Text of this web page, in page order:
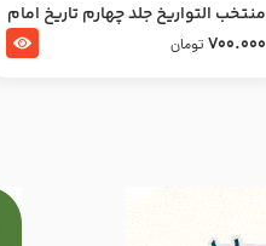
منتخب التواریخ جلد چهارم تاریخ امام
زین العابدین و امام محمد باقر
700.000 تومان